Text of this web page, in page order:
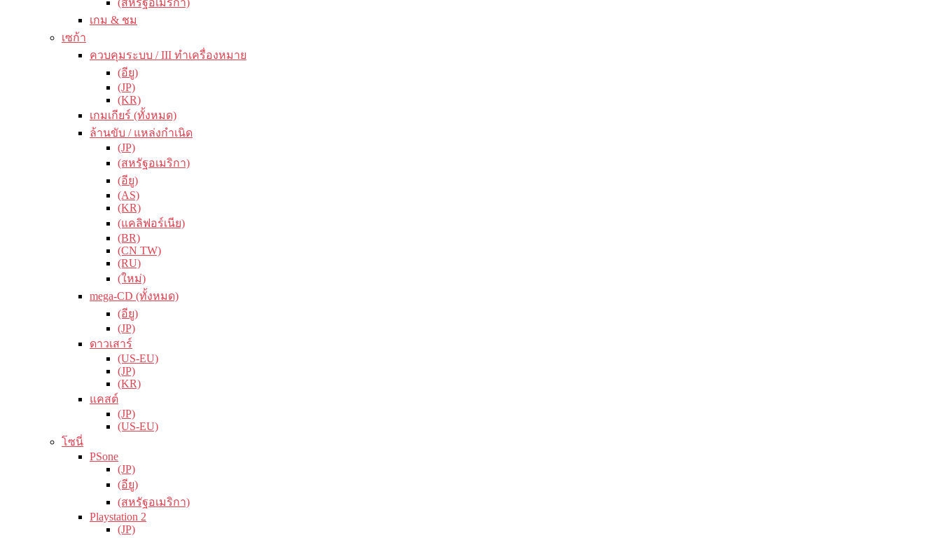
(สหรัฐอเมริกา)
เกม & ชม
เซก้า
ควบคุมระบบ / III ทำเครื่องหมาย
(อียู)
(JP)
(KR)
เกมเกียร์ (ทั้งหมด)
ล้านขับ / แหล่งกำเนิด
(JP)
(สหรัฐอเมริกา)
(อียู)
(AS)
(KR)
(แคลิฟอร์เนีย)
(BR)
(CN TW)
(RU)
(ใหม่)
mega-CD (ทั้งหมด)
(อียู)
(JP)
ดาวเสาร์
(US-EU)
(JP)
(KR)
แคสต์
(JP)
(US-EU)
โซนี่
PSone
(JP)
(อียู)
(สหรัฐอเมริกา)
Playstation 2
(JP)